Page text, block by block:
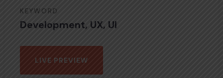
KEYWORD
Development, UX, UI
LIVE PREVIEW